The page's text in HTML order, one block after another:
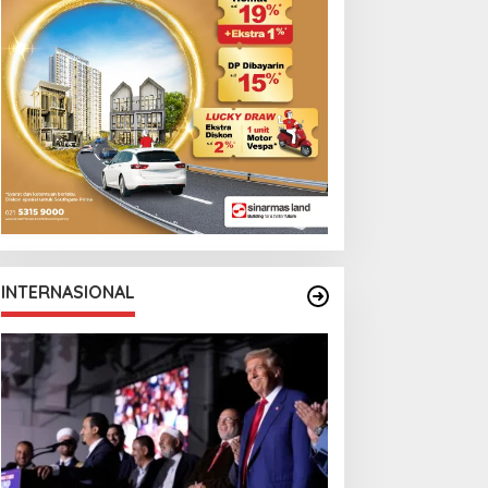
Politik AS
Cristian Romero
INTERNASIONAL